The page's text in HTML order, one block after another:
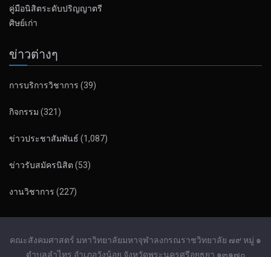
คู่มือนิสิตระดับปริญญาตรี
ศิษย์เก่า
ข่าวต่างๆ
การบริการวิชาการ (39)
กิจกรรม (321)
ข่าวประชาสัมพันธ์ (1,087)
ข่าวรับสมัครนิสิต (53)
งานวิชาการ (227)
คณะสังคมศาสตร์ มหาวิทยาลัยมหาจุฬาลงกรณราชวิทยาลัย ๗๙ หมู่ ๑
ตำบลลำไทร อำเภอวังน้อย จังหวัดพระนครศรีอยุธยา ๑๓๑๗๐